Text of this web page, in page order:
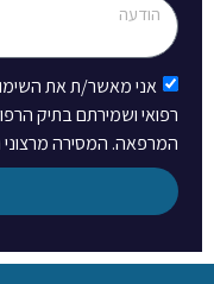
אני מאשר/ת את השימוש
רפואי ושמירתם בתיק
המרפאה. המסירה מרצוני